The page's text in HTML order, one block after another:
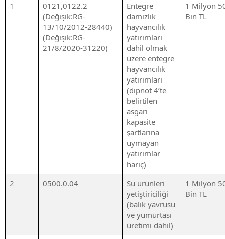
1
0121,0122.2
(Değişik:RG-
13/10/2012-28440)
(Değişik:RG-
21/8/2020-31220)
Entegre
damızlık
hayvancılık
yatırımları
dahil olmak
üzere entegre
hayvancılık
yatırımları
(dipnot 4’te
belirtilen
asgari
kapasite
şartlarına
uymayan
yatırımlar
hariç)
1 Milyon
Bin TL
2 0500.0.04
Su ürünleri
yetiştiriciliği
(balık yavrusu
ve yumurtası
üretimi dahil)
1 Milyon
Bin TL